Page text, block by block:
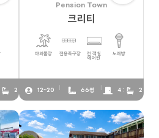
2
Pension Town
크리티
야외풀장 전용족구장
전 객실
에어컨
노래방
12~20 66평 4 : 2